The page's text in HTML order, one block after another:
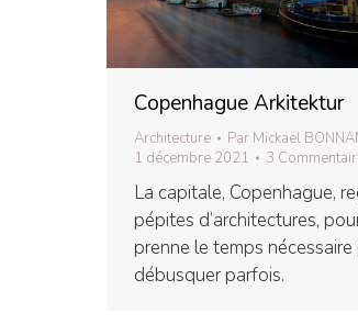
Copenhague Arkitektur
Architecture Par Mickaël
1 décembre 2021
3
La capitale, Copenhague,
pépites d’architectures,
prenne le temps
débusquer parfois.